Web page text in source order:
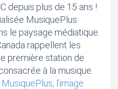
depuis plus de 15 ans !
MusiquePlus
le paysage médiatique.
rappellent les
première station de
à la musique.
MusiquePlus, l’image